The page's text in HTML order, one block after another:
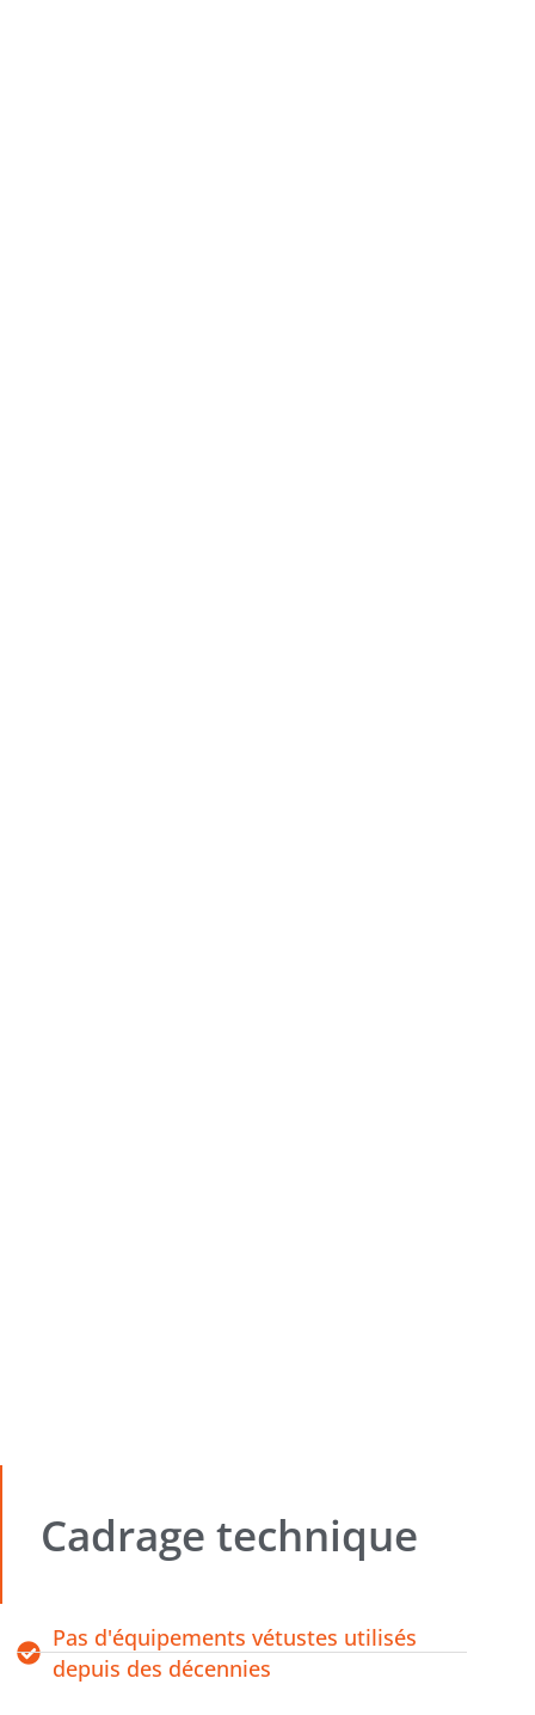
Cadrage technique
Pas d'équipements vétustes utilisés
depuis des décennies